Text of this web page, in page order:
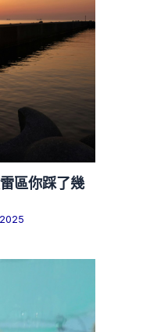
區你踩了幾